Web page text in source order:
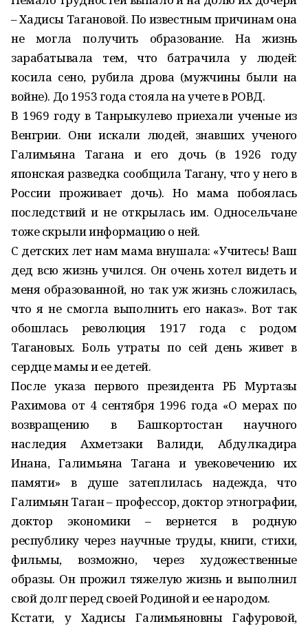
– Хадисы Тагановой. По известным причинам она
не могла получить образование. На жизнь
зарабатывала тем, что батрачила у людей:
косила сено, рубила дрова (мужчины были на
войне). До 1953 года стояла на учете в РОВД.
В 1969 году в Танрыкулево приехали ученые из
Венгрии. Они искали людей, знавших ученого
Галимьяна Тагана и его дочь (в 1926 году
японская разведка сообщила Тагану, что у него в
России проживает дочь). Но мама побоялась
последствий и не открылась им. Односельчане
тоже скрыли информацию о ней.
С детских лет нам мама внушала: «Учитесь! Ваш
дед всю жизнь учился. Он очень хотел видеть и
меня образованной, но так уж жизнь сложилась,
что я не смогла выполнить его наказ». Вот так
обошлась революция 1917 года с родом
Тагановых. Боль утраты по сей день живет в
сердце мамы и ее детей.
После указа первого президента РБ Муртазы
Рахимова от 4 сентября 1996 года «О мерах по
возвращению в Башкортостан научного
наследия Ахметзаки Валиди, Абдулкадира
Инана, Галимьяна Тагана и увековечению их
памяти» в душе затеплилась надежда, что
Галимьян Таган – профессор, доктор этнографии,
доктор экономики – вернется в родную
республику через научные труды, книги, стихи,
фильмы, возможно, через художественные
образы. Он прожил тяжелую жизнь и выполнил
свой долг перед своей Родиной и ее народом.
Кстати, у Хадисы Галимьяновны Гафуровой,